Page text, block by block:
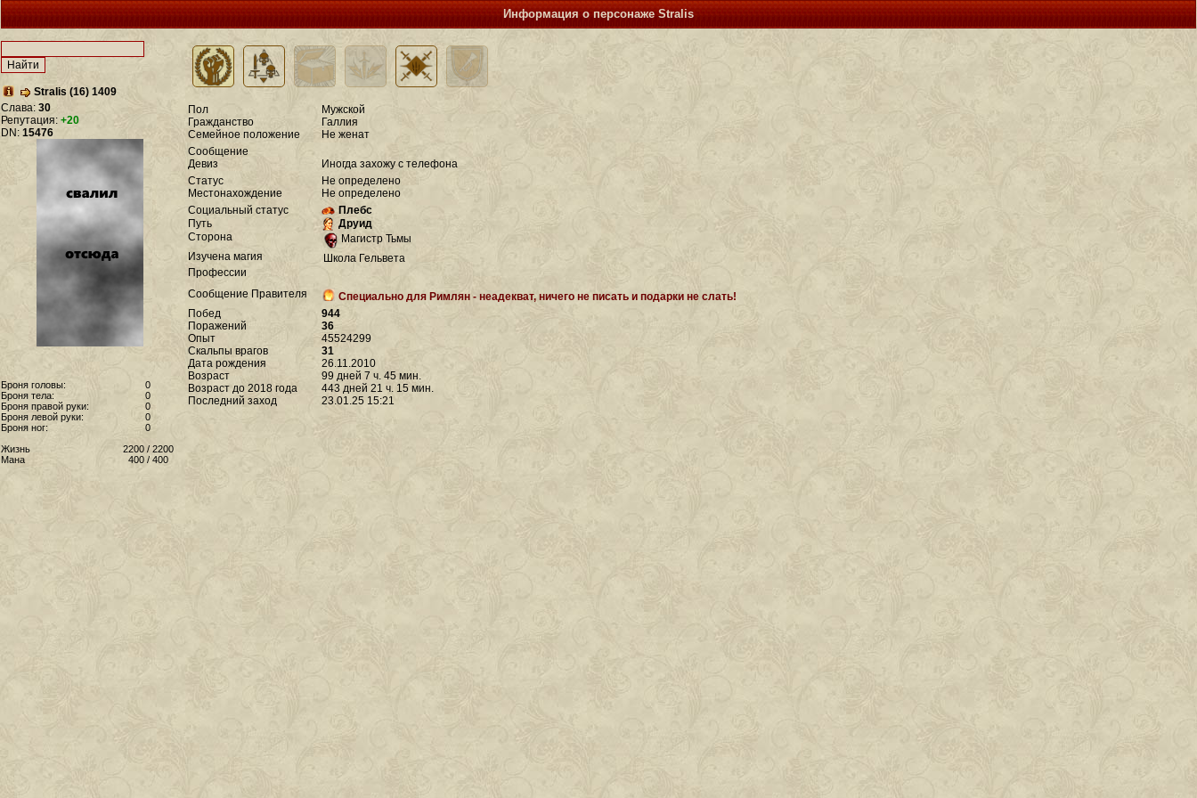
Информация о персонаже Stralis
Stralis (16) 1409
Слава: 30
Репутация: +20
DN: 15476
Броня головы:
0
Броня тела:
0
Броня правой руки:
0
Броня левой руки:
0
Броня ног:
0
Жизнь
2200 / 2200
Мана
400 / 400
Пол
Мужской
Гражданство
Галлия
Семейное положение
Не женат
Сообщение
Девиз
Иногда захожу с телефона
Статус
Не определено
Местонахождение
Не определено
Социальный статус
Плебс
Путь
Друид
Сторона
Магистр Тьмы
Изучена магия
Школа Гельвета
Профессии
Сообщение Правителя
Специально для Римлян - неадекват, ничего не писать и подарки не слать!
Побед
944
Поражений
36
Опыт
45524299
Скальпы врагов
31
Дата рождения
26.11.2010
Возраст
99 дней 7 ч. 45 мин.
Возраст до 2018 года
443 дней 21 ч. 15 мин.
Последний заход
23.01.25 15:21